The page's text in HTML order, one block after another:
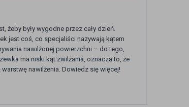
żeby były wygodne przez cały dzień.
jest coś, co specjaliści nazywają kątem
nawilżonej powierzchni – do tego,
ma niski kąt zwilżania, oznacza to, że
nawilżenia. Dowiedz się więcej!